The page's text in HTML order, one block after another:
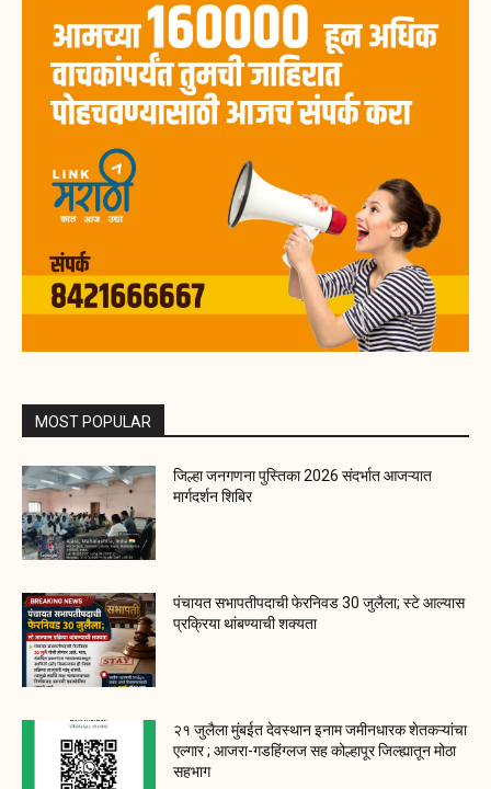
MOST POPULAR
जिल्हा जनगणना पुस्तिका 2026 संदर्भात आजऱ्यात
मार्गदर्शन शिबिर
पंचायत सभापतीपदाची फेरनिवड 30 जुलैला; स्टे आल्यास
प्रक्रिया थांबण्याची शक्यता
२१ जुलैला मुंबईत देवस्थान इनाम जमीनधारक शेतकऱ्यांचा
एल्गार ; आजरा-गडहिंग्लज सह कोल्हापूर जिल्ह्यातून मोठा
सहभाग